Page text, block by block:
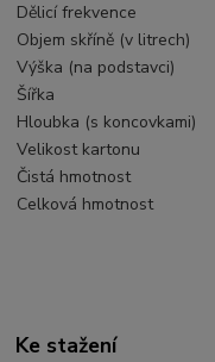
Dělicí frekvence
Objem skříně (v litrech)
Výška (na podstavci)
Šířka
Hloubka (s koncovkami)
Velikost kartonu
Čistá hmotnost
Celková hmotnost
Ke stažení